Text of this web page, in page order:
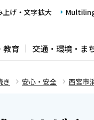
上げ・文字拡大
教育 交通・環境・ま
き 安心・安全 西宮市